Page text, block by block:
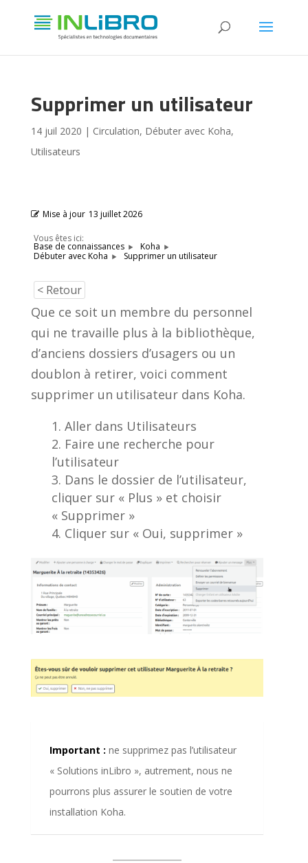
Supprimer un utilisateur
14 juil 2020 | Circulation, Débuter avec Koha,
Utilisateurs
Mise à jour 13 juillet 2026
Vous êtes ici:
Base de connaissances
Koha
Débuter avec Koha
Supprimer un utilisateur
< Retour
Que ce soit un membre du personnel
qui ne travaille plus à la bibliothèque,
d’anciens dossiers d’usagers ou un
doublon à retirer, voici comment
supprimer un utilisateur dans Koha.
Aller dans Utilisateurs
Faire une recherche pour
l’utilisateur
Dans le dossier de l’utilisateur,
cliquer sur « Plus » et choisir
« Supprimer »
Cliquer sur « Oui, supprimer »
Important : ne supprimez pas l’utilisateur
« Solutions inLibro », autrement, nous ne
pourrons plus assurer le soutien de votre
installation Koha.